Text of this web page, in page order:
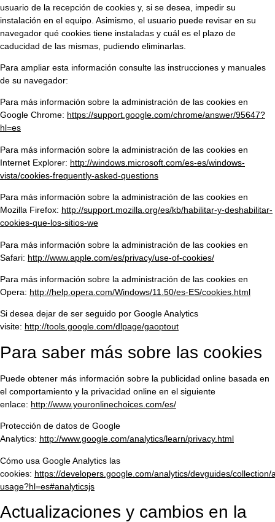
usuario de la recepción de cookies y, si se desea, impedir su
instalación en el equipo. Asimismo, el usuario puede revisar en su
navegador qué cookies tiene instaladas y cuál es el plazo de
caducidad de las mismas, pudiendo eliminarlas.
Para ampliar esta información consulte las instrucciones y manuales
de su navegador:
Para más información sobre la administración de las cookies en
Google Chrome: https://support.google.com/chrome/answer/95647?
hl=es
Para más información sobre la administración de las cookies en
Internet Explorer: http://windows.microsoft.com/es-es/windows-
vista/cookies-frequently-asked-questions
Para más información sobre la administración de las cookies en
Mozilla Firefox: http://support.mozilla.org/es/kb/habilitar-y-deshabilitar-
cookies-que-los-sitios-we
Para más información sobre la administración de las cookies en
Safari: http://www.apple.com/es/privacy/use-of-cookies/
Para más información sobre la administración de las cookies en
Opera: http://help.opera.com/Windows/11.50/es-ES/cookies.html
Si desea dejar de ser seguido por Google Analytics
visite: http://tools.google.com/dlpage/gaoptout
Para saber más sobre las cookies
Puede obtener más información sobre la publicidad online basada en
el comportamiento y la privacidad online en el siguiente
enlace: http://www.youronlinechoices.com/es/
Protección de datos de Google
Analytics: http://www.google.com/analytics/learn/privacy.html
Cómo usa Google Analytics las
cookies: https://developers.google.com/analytics/devguides/collection/
usage?hl=es#analyticsjs
Actualizaciones y cambios en la